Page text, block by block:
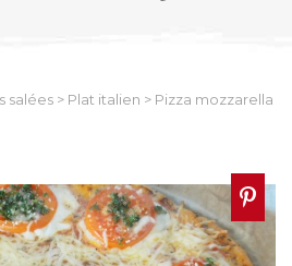
salées > Plat italien > Pizza mozzarella